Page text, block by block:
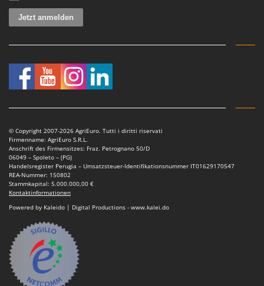
© Copyright 2007-2026 AgriEuro. Tutti i diritti riservati
Firmenname: AgriEuro S.R.L.
Anschrift des Firmensitzes: Fraz. Petrognano 50/D
06049 – Spoleto – (PG)
Handelsregister Perugia – Umsatzsteuer-Identifikationsnummer IT01629170547
REA-Nummer: 150802
Stammkapital: 5.000.000,00 €
Kontaktinformationen
Powered by Kaleido | Digital Productions - www.kalei.do